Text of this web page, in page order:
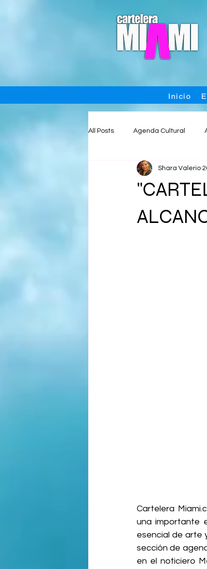
Inicio
All Posts Agenda Cultural
Featured Internacional
Shara Valerio
Cartelera
una importante
esencial de arte
sección de
en el noticiero